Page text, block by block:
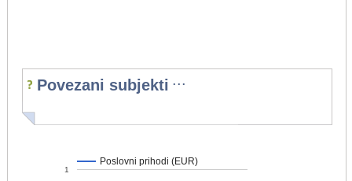
Povezani subjekti ...
Poslovni prihodi (EUR)
1